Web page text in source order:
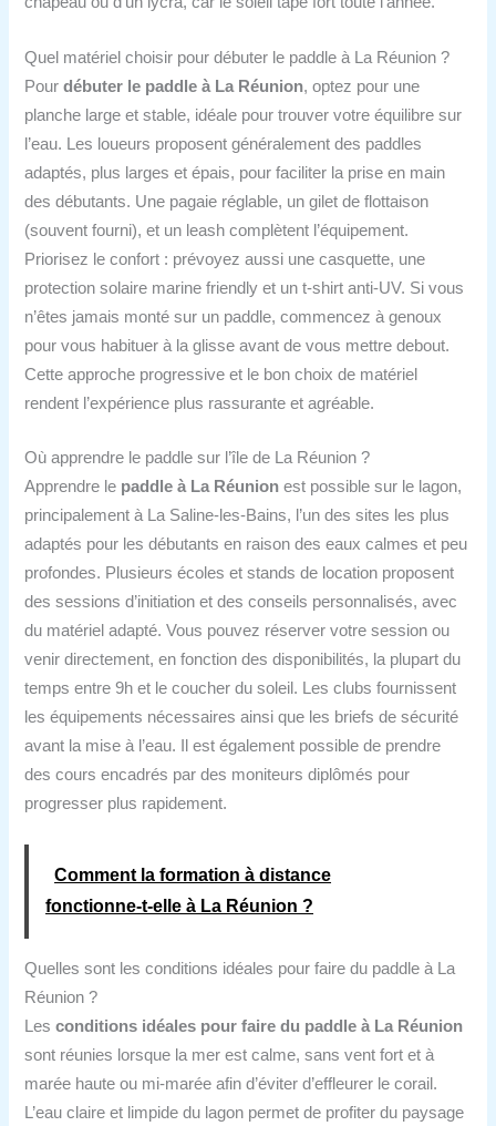
Quel matériel choisir pour débuter le paddle à La Réunion ?
Pourdébuter le paddle à La Réunion, optez pour une
planche large et stable, idéale pour trouver votre équilibre sur
l’eau. Les loueurs proposent généralement des paddles
adaptés, plus larges et épais, pour faciliter la prise en main
des débutants. Une pagaie réglable, un gilet de flottaison
(souvent fourni), et un leash complètent l’équipement.
Priorisez le confort : prévoyez aussi une casquette, une
protection solaire marine friendly et un t-shirt anti-UV. Si vous
n’êtes jamais monté sur un paddle, commencez à genoux
pour vous habituer à la glisse avant de vous mettre debout.
Cette approche progressive et le bon choix de matériel
rendent l’expérience plus rassurante et agréable.
Où apprendre le paddle sur l’île de La Réunion ?
Apprendre le paddle à La Réunion est possible sur le lagon,
principalement à La Saline-les-Bains, l’un des sites les plus
adaptés pour les débutants en raison des eaux calmes et peu
profondes. Plusieurs écoles et stands de location proposent
des sessions d’initiation et des conseils personnalisés, avec
du matériel adapté. Vous pouvez réserver votre session ou
venir directement, en fonction des disponibilités, la plupart du
temps entre 9h et le coucher du soleil. Les clubs fournissent
les équipements nécessaires ainsi que les briefs de sécurité
avant la mise à l’eau. Il est également possible de prendre
des cours encadrés par des moniteurs diplômés pour
progresser plus rapidement.
Comment la formation à distance
fonctionne‑t‑elle à La Réunion ?
Quelles sont les conditions idéales pour faire du paddle à La
Réunion ?
Lesconditions idéales pour faire du paddle à La Réunion
sont réunies lorsque la mer est calme, sans vent fort et à
marée haute ou mi-marée afin d’éviter d’effleurer le corail.
L’eau claire et limpide du lagon permet de profiter du paysage